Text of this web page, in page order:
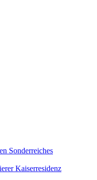
Sonderreiches
Kaiserresidenz